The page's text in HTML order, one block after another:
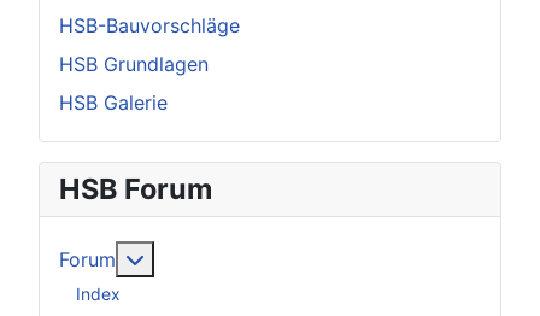
HSB-Bauvorschläge
HSB Grundlagen
HSB Galerie
HSB Forum
Forum
Index